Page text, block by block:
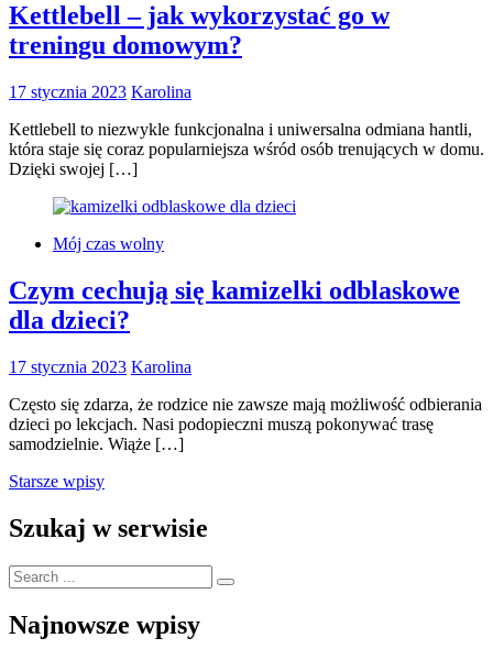
Kettlebell – jak wykorzystać go w
treningu domowym?
17 stycznia 2023 Karolina
Kettlebell to niezwykle funkcjonalna i uniwersalna odmiana hantli,
która staje się coraz popularniejsza wśród osób trenujących w domu.
Dzięki swojej […]
Mój czas wolny
Czym cechują się kamizelki odblaskowe
dla dzieci?
17 stycznia 2023 Karolina
Często się zdarza, że rodzice nie zawsze mają możliwość odbierania
dzieci po lekcjach. Nasi podopieczni muszą pokonywać trasę
samodzielnie. Wiąże […]
Nawigacja
po
wpisach
Starsze wpisy
Szukaj w serwisie
Search
for:
Najnowsze wpisy